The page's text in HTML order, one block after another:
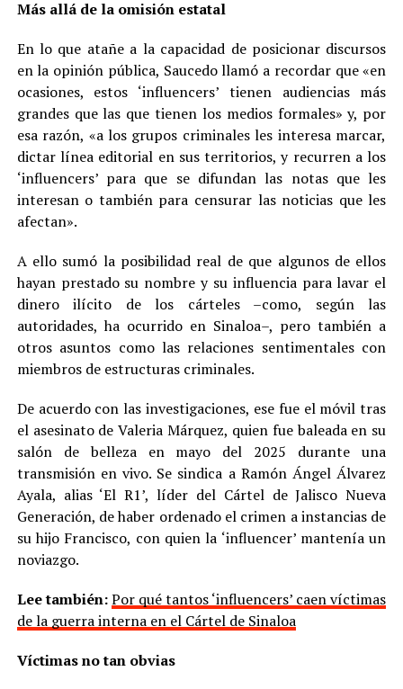
Más allá de la omisión estatal
En lo que atañe a la capacidad de posicionar discursos
en la opinión pública, Saucedo llamó a recordar que «en
ocasiones, estos ‘influencers’ tienen audiencias más
grandes que las que tienen los medios formales» y, por
esa razón, «a los grupos criminales les interesa marcar,
dictar línea editorial en sus territorios, y recurren a los
‘influencers’ para que se difundan las notas que les
interesan o también para censurar las noticias que les
afectan».
A ello sumó la posibilidad real de que algunos de ellos
hayan prestado su nombre y su influencia para lavar el
dinero ilícito de los cárteles –como, según las
autoridades, ha ocurrido en Sinaloa–, pero también a
otros asuntos como las relaciones sentimentales con
miembros de estructuras criminales.
De acuerdo con las investigaciones, ese fue el móvil tras
el asesinato de Valeria Márquez, quien fue baleada en su
salón de belleza en mayo del 2025 durante una
transmisión en vivo. Se sindica a Ramón Ángel Álvarez
Ayala, alias ‘El R1’, líder del Cártel de Jalisco Nueva
Generación, de haber ordenado el crimen a instancias de
su hijo Francisco, con quien la ‘influencer’ mantenía un
noviazgo.
Lee también:Por qué tantos ‘influencers’ caen víctimas
de la guerra interna en el Cártel de Sinaloa
Víctimas no tan obvias